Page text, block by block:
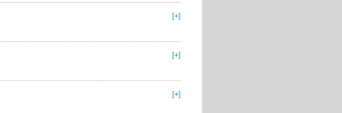
[+]
[+]
[+]